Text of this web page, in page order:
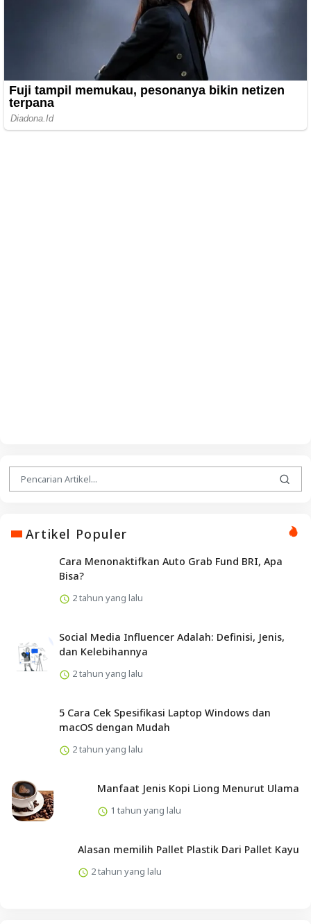
Artikel Populer
Cara Menonaktifkan Auto Grab Fund BRI, Apa
Bisa?
2 tahun yang lalu
Social Media Influencer Adalah: Definisi, Jenis,
dan Kelebihannya
2 tahun yang lalu
5 Cara Cek Spesifikasi Laptop Windows dan
macOS dengan Mudah
2 tahun yang lalu
Manfaat Jenis Kopi Liong Menurut Ulama
1 tahun yang lalu
Alasan memilih Pallet Plastik Dari Pallet Kayu
2 tahun yang lalu